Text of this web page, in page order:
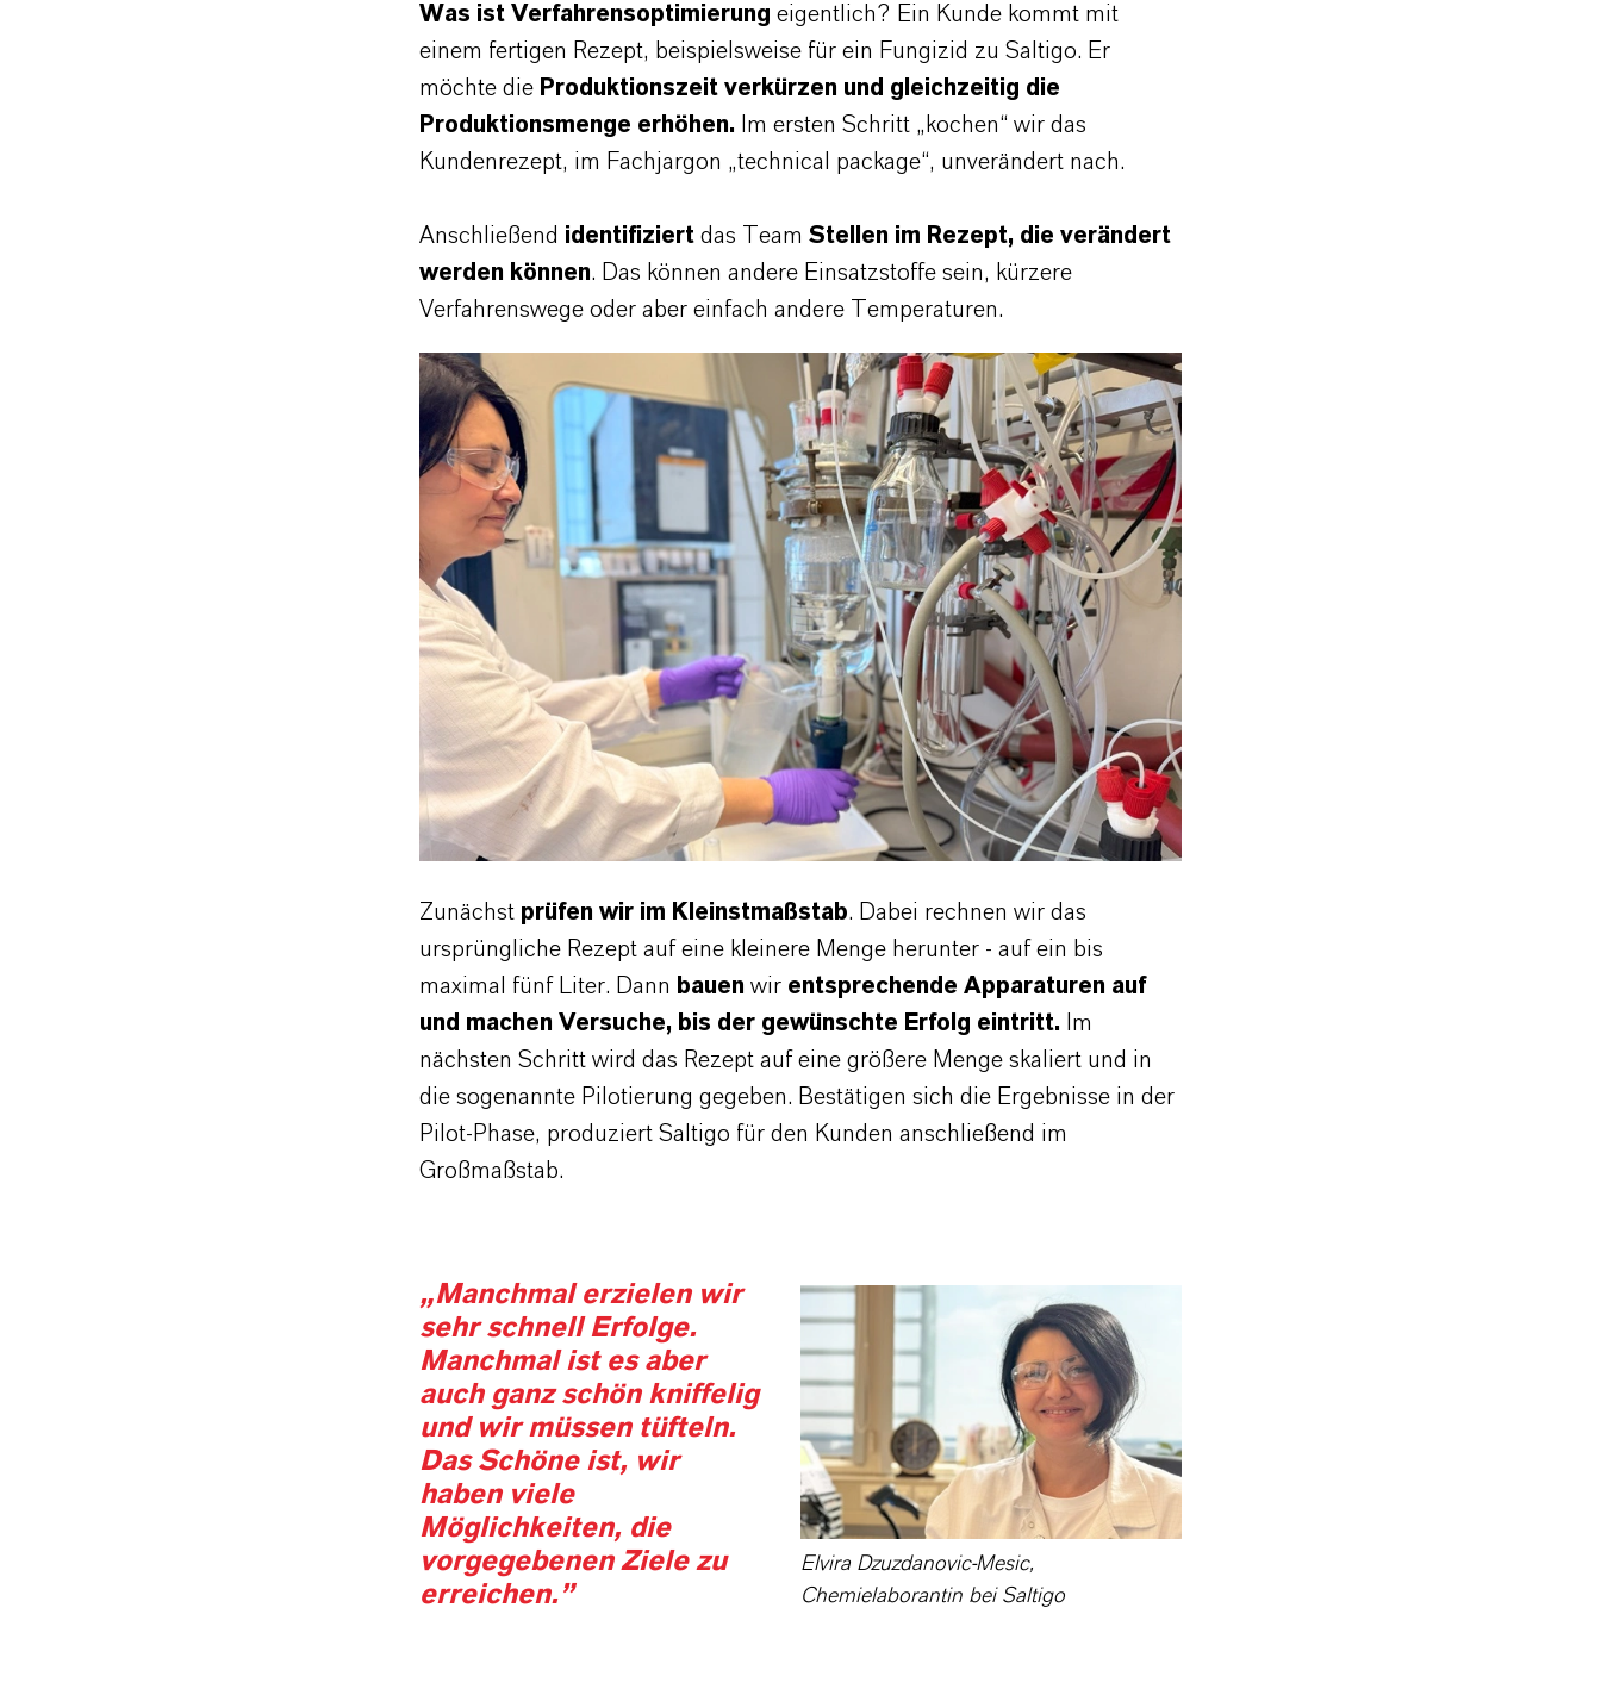
Was ist Verfahrensoptimierung eigentlich? Ein Kunde kommt mit
einem fertigen Rezept, beispielsweise für ein Fungizid zu Saltigo. Er
möchte die Produktionszeit verkürzen und gleichzeitig die
Produktionsmenge erhöhen. Im ersten Schritt „kochen“ wir das
Kundenrezept, im Fachjargon „technical package“, unverändert nach.
Anschließend identifiziert das Team Stellen im Rezept, die verändert
werden können. Das können andere Einsatzstoffe sein, kürzere
Verfahrenswege oder aber einfach andere Temperaturen.
Zunächst prüfen wir im Kleinstmaßstab. Dabei rechnen wir das
ursprüngliche Rezept auf eine kleinere Menge herunter - auf ein bis
maximal fünf Liter. Dann bauen wir entsprechende Apparaturen auf
und machen Versuche, bis der gewünschte Erfolg eintritt. Im
nächsten Schritt wird das Rezept auf eine größere Menge skaliert und in
die sogenannte Pilotierung gegeben. Bestätigen sich die Ergebnisse in der
Pilot-Phase, produziert Saltigo für den Kunden anschließend im
Großmaßstab.
Elvira Dzuzdanovic-Mesic,
Chemielaborantin bei Saltigo
„Manchmal erzielen wir
sehr schnell Erfolge.
Manchmal ist es aber
auch ganz schön kniffelig
und wir müssen tüfteln.
Das Schöne ist, wir
haben viele
Möglichkeiten, die
vorgegebenen Ziele zu
erreichen.”